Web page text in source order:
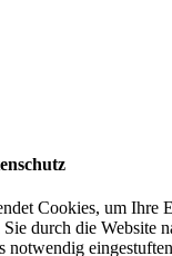
Cookies, um Ihre
durch die Website
notwendig